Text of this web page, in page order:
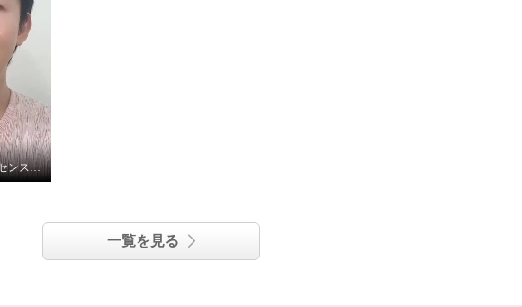
熟酵ファーメントエッセンスVC7
一覧を見る